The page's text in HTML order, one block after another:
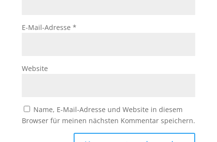
E-Mail-Adresse *
Website
Name, E-Mail-Adresse und Website in diesem
Browser für meinen nächsten Kommentar speichern.